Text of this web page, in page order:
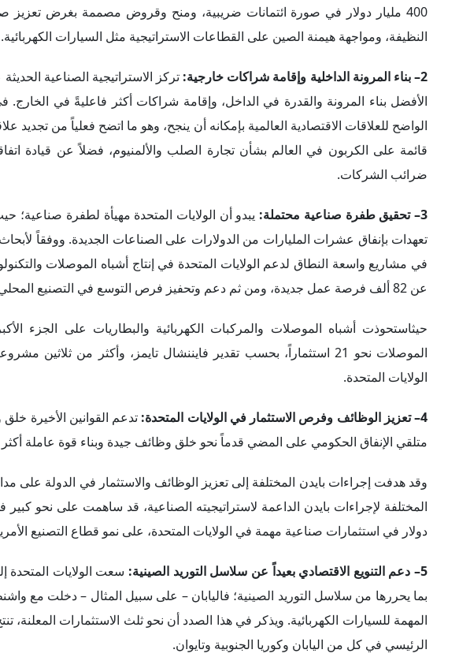
400 مليار دولار في صورة ائتمانات ضريبية، ومنح وقروض مصممة بغرض تعزيز
النظيفة، ومواجهة هيمنة الصين على القطاعات الاستراتيجية مثل السيارات الكهربائية.
2– بناء المرونة الداخلية وإقامة شراكات خارجية:
تركز الاستراتيجية الصناعية
الأفضل بناء المرونة والقدرة في الداخل، وإقامة شراكات أكثر فاعليةً في الخارج.
الواضح للعلاقات الاقتصادية العالمية بإمكانه أن ينجح، وهو ما اتضح فعلياً من تجديد
ضرائب الشركات.
3– تحقيق طفرة صناعية محتملة:
يبدو أن الولايات المتحدة مهيأة لطفرة صناعية؛
عن 82 ألف فرصة عمل جديدة، ومن ثم دعم وتحفيز فرص التوسع في التصنيع المحلي.
حيثاستحوذت أشباه الموصلات والمركبات الكهربائية والبطاريات على الجزء
الموصلات نحو 21 استثماراً، بحسب تقدير فايننشال تايمز، وأكثر من
الولايات المتحدة.
4– تعزيز الوظائف وفرص الاستثمار في الولايات المتحدة:
تدعم القوانين الأخيرة
متلقي الإنفاق الحكومي على المضي قدماً نحو خلق وظائف جيدة وبناء قوة عاملة أكثر
وقد هدفت إجراءات بايدن المختلفة إلى تعزيز الوظائف والاستثمار في الدولة على
دولار في استثمارات صناعية مهمة في الولايات المتحدة، على نمو قطاع التصنيع
5– دعم التنويع الاقتصادي بعيداً عن سلاسل التوريد الصينية:
سعت الولايات المتحدة
بما يحررها من سلاسل التوريد الصينية؛ فاليابان – على سبيل المثال – دخلت مع
المهمة للسيارات الكهربائية. ويذكر في هذا الصدد أن نحو ثلث الاستثمارات
الرئيسي في كل من اليابان وكوريا الجنوبية وتايوان.